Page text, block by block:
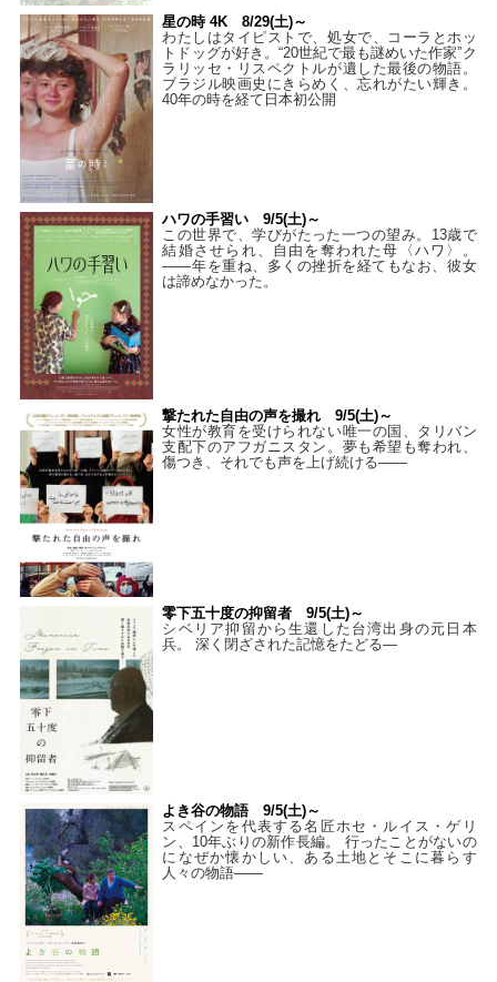
星の時 4K 8/29(土)～
わたしはタイピストで、処⼥で、コーラとホッ
トドッグが好き。“20世紀で最も謎めいた作家”ク
ラリッセ・リスペクトルが遺した最後の物語。
ブラジル映画史にきらめく、忘れがたい輝き。
40年の時を経て⽇本初公開
ハワの手習い 9/5(土)～
この世界で、学びがたった一つの望み。13歳で
結婚させられ、自由を奪われた母〈ハワ〉。
——年を重ね、多くの挫折を経てもなお、彼女
は諦めなかった。
撃たれた自由の声を撮れ 9/5(土)～
女性が教育を受けられない唯一の国、タリバン
支配下のアフガニスタン。夢も希望も奪われ、
傷つき、それでも声を上げ続ける——
零下五十度の抑留者 9/5(土)～
シベリア抑留から生還した台湾出身の元日本
兵。 深く閉ざされた記憶をたどる—
よき谷の物語 9/5(土)～
スペインを代表する名匠ホセ・ルイス・ゲリ
ン、10年ぶりの新作長編。 行ったことがないの
になぜか懐かしい、ある土地とそこに暮らす
人々の物語――